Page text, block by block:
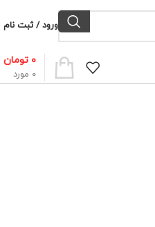
ورود / ثبت نام
0 مورد
۰ تومان